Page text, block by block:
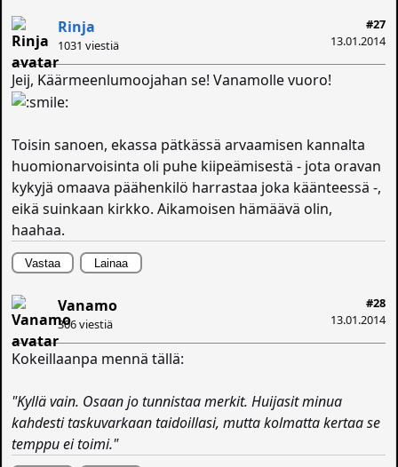
#27
13.01.2014
Rinja
1031 viestiä
Jeij, Käärmeenlumoojahan se! Vanamolle vuoro!
Toisin sanoen, ekassa pätkässä arvaamisen kannalta
huomionarvoisinta oli puhe kiipeämisestä - jota oravan
kykyjä omaava päähenkilö harrastaa joka käänteessä -,
eikä suinkaan kirkko. Aikamoisen hämäävä olin,
haahaa.
Vastaa Lainaa
#28
13.01.2014
Vanamo
306 viestiä
Kokeillaanpa mennä tällä:
"Kyllä vain. Osaan jo tunnistaa merkit. Huijasit minua
kahdesti taskuvarkaan taidoillasi, mutta kolmatta kertaa se
temppu ei toimi."